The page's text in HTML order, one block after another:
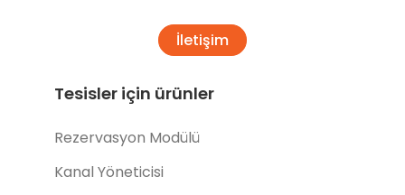
İletişim
Tesisler için ürünler
Rezervasyon Modülü
Kanal Yöneticisi